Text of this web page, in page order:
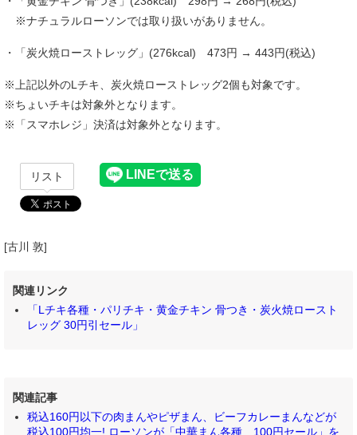
※ナチュラルローソンでは取り扱いがありません。
・「炭火焼ローストレッグ」(276kcal) 473円 → 443円(税込)
※上記以外のLチキ、炭火焼ローストレッグ2個も対象です。
※ちょいチキは対象外となります。
※「スマホレジ」決済は対象外となります。
リスト
[古川 敦]
関連リンク
「Lチキ各種・パリチキ・黄金チキン 骨つき・炭火焼ロースト
レッグ 30円引セール」
関連記事
税込160円以下の肉まんやピザまん、ビーフカレーまんなどが
税込100円均一! ローソンが「中華まん各種 100円セール」を